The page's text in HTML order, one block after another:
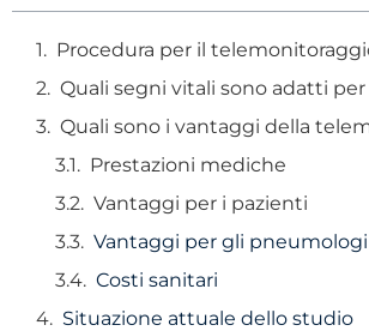
Procedura per il
Quali segni vitali sono adatti
Quali sono i vantaggi della
Prestazioni mediche
Vantaggi per i pazienti
Vantaggi per gli pneumologi
Costi sanitari
Situazione attuale dello studio